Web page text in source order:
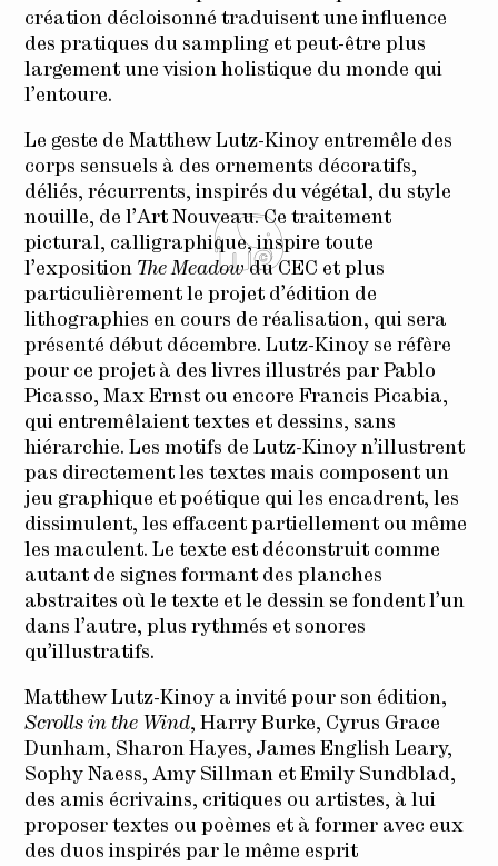
création décloisonné traduisent une influence
des pratiques du sampling et peut-être plus
largement une vision holistique du monde qui
l’entoure.
Le geste de Matthew Lutz-Kinoy entremêle des
corps sensuels à des ornements décoratifs,
déliés, récurrents, inspirés du végétal, du style
nouille, de l’Art Nouveau. Ce traitement
pictural, calligraphique, inspire toute
l’exposition The Meadowdu CEC et plus
particulièrement le projet d’édition de
lithographies en cours de réalisation, qui sera
présenté début décembre. Lutz-Kinoy se réfère
pour ce projet à des livres illustrés par Pablo
Picasso, Max Ernst ou encore Francis Picabia,
qui entremêlaient textes et dessins, sans
hiérarchie. Les motifs de Lutz-Kinoy n’illustrent
pas directement les textes mais composent un
jeu graphique et poétique qui les encadrent, les
dissimulent, les effacent partiellement ou même
les maculent. Le texte est déconstruit comme
autant de signes formant des planches
abstraites où le texte et le dessin se fondent l’un
dans l’autre, plus rythmés et sonores
qu’illustratifs.
Matthew Lutz-Kinoy a invité pour son édition,
Scrolls in the Wind, Harry Burke, Cyrus Grace
Dunham, Sharon Hayes, James English Leary,
Sophy Naess, Amy Sillman et Emily Sundblad,
des amis écrivains, critiques ou artistes, à lui
proposer textes ou poèmes et à former avec eux
des duos inspirés par le même esprit